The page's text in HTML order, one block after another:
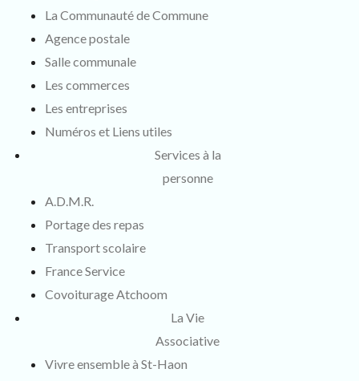
La Communauté de Commune
Agence postale
Salle communale
Les commerces
Les entreprises
Numéros et Liens utiles
Services à la
personne
A.D.M.R.
Portage des repas
Transport scolaire
France Service
Covoiturage Atchoom
La Vie
Associative
Vivre ensemble à St-Haon